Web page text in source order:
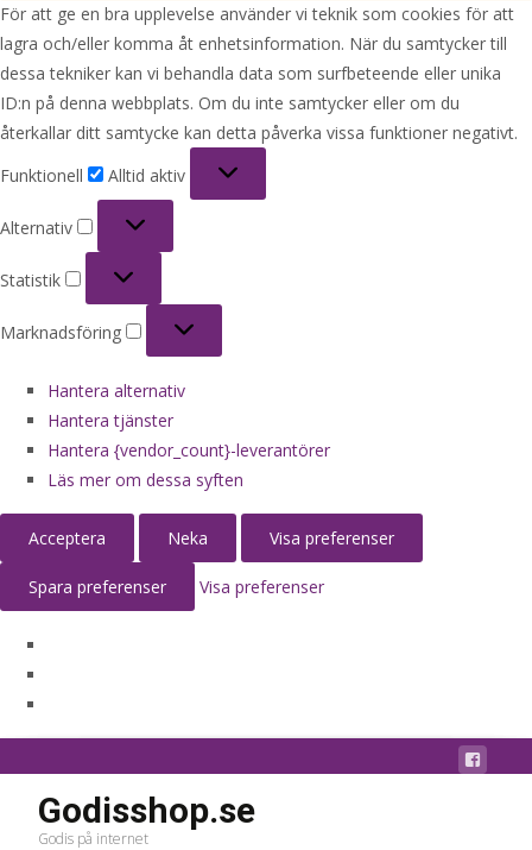
För att ge en bra upplevelse använder vi teknik som cookies för att
lagra och/eller komma åt enhetsinformation. När du samtycker till
dessa tekniker kan vi behandla data som surfbeteende eller unika
ID:n på denna webbplats. Om du inte samtycker eller om du
återkallar ditt samtycke kan detta påverka vissa funktioner negativt.
Funktionell
Alltid aktiv
Alternativ
Statistik
Marknadsföring
Hantera alternativ
Hantera tjänster
Hantera {vendor_count}-leverantörer
Läs mer om dessa syften
Acceptera Neka Visa preferenser
Spara preferenser Visa preferenser
Godisshop.se
Godis på internet